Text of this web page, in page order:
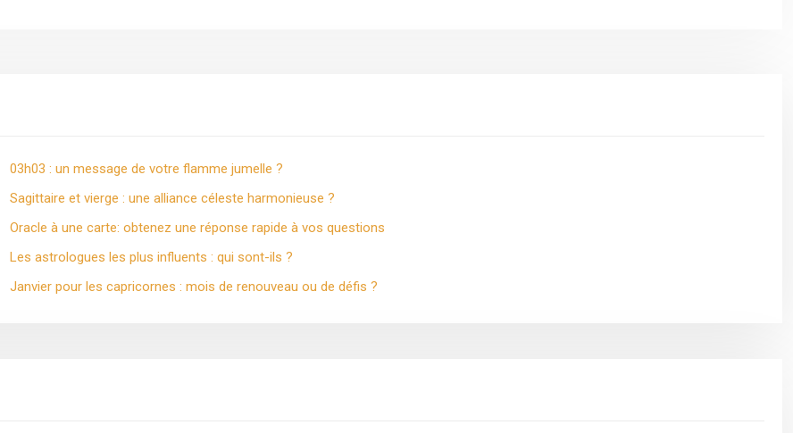
03h03 : un message de votre flamme jumelle ?
Sagittaire et vierge : une alliance céleste harmonieuse ?
Oracle à une carte: obtenez une réponse rapide à vos questions
Les astrologues les plus influents : qui sont-ils ?
Janvier pour les capricornes : mois de renouveau ou de défis ?